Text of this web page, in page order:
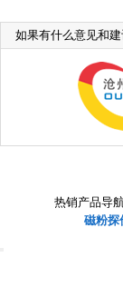
如果有什么意见和建
热销产品导
磁粉探